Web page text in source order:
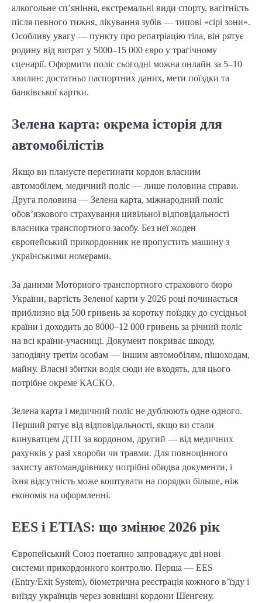
алкогольне сп’яніння, екстремальні види спорту, вагітність
після певного тижня, лікування зубів — типові «сірі зони».
Особливу увагу — пункту про репатріацію тіла, він рятує
родину від витрат у 5000–15 000 євро у трагічному
сценарії. Оформити поліс сьогодні можна онлайн за 5–10
хвилин: достатньо паспортних даних, мети поїздки та
банківської картки.
Зелена карта: окрема історія для
автомобілістів
Якщо ви плануєте перетинати кордон власним
автомобілем, медичний поліс — лише половина справи.
Друга половина — Зелена карта, міжнародний поліс
обов’язкового страхування цивільної відповідальності
власника транспортного засобу. Без неї жоден
європейський прикордонник не пропустить машину з
українськими номерами.
За даними Моторного транспортного страхового бюро
України, вартість Зеленої карти у 2026 році починається
приблизно від 500 гривень за коротку поїздку до сусідньої
країни і доходить до 8000–12 000 гривень за річний поліс
на всі країни-учасниці. Документ покриває шкоду,
заподіяну третім особам — іншим автомобілям, пішоходам,
майну. Власні збитки водія сюди не входять, для цього
потрібне окреме КАСКО.
Зелена карта і медичний поліс не дублюють одне одного.
Перший рятує від відповідальності, якщо ви стали
винуватцем ДТП за кордоном, другий — від медичних
рахунків у разі хвороби чи травми. Для повноцінного
захисту автомандрівнику потрібні обидва документи, і
їхня відсутність може коштувати на порядки більше, ніж
економія на оформленні.
EES і ETIAS: що змінює 2026 рік
Європейський Союз поетапно запроваджує дві нові
системи прикордонного контролю. Перша — EES
(Entry/Exit System), біометрична реєстрація кожного в’їзду і
виїзду українців через зовнішні кордони Шенгену.